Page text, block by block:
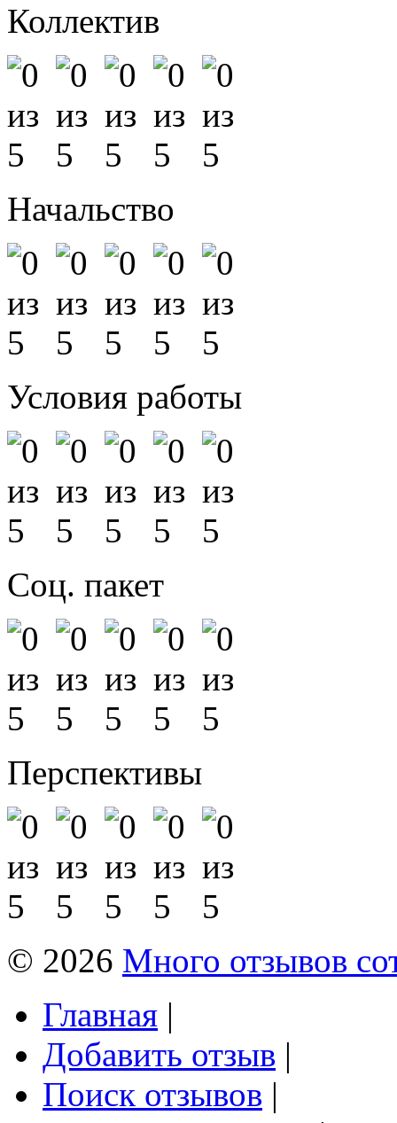
Коллектив
Начальство
Условия работы
Соц. пакет
Перспективы
© 2026 Много отзывов
Главная |
Добавить отзыв |
Поиск отзывов |